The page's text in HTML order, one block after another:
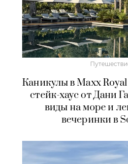
Каникулы в Maxx
стейк-хаус от Дани
виды на море и
вечеринки в